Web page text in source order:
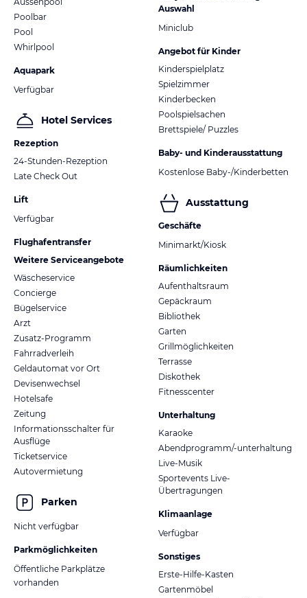
Poolbar
Pool
Whirlpool
Aquapark
Verfügbar
Hotel Services
Rezeption
24-Stunden-Rezeption
Late Check Out
Lift
Verfügbar
Flughafentransfer
Weitere Serviceangebote
Wäscheservice
Concierge
Bügelservice
Arzt
Zusatz-Programm
Fahrradverleih
Geldautomat vor Ort
Devisenwechsel
Hotelsafe
Zeitung
Informationsschalter für
Ausflüge
Ticketservice
Autovermietung
Parken
Nicht verfügbar
Parkmöglichkeiten
Öffentliche Parkplätze
vorhanden
Auswahl
Miniclub
Angebot für Kinder
Kinderspielplatz
Spielzimmer
Kinderbecken
Poolspielsachen
Brettspiele/ Puzzles
Baby- und Kinderausstattung
Kostenlose Baby-/Kinderbetten
Ausstattung
Geschäfte
Minimarkt/Kiosk
Räumlichkeiten
Aufenthaltsraum
Gepäckraum
Bibliothek
Garten
Grillmöglichkeiten
Terrasse
Diskothek
Fitnesscenter
Unterhaltung
Karaoke
Abendprogramm/-unterhaltung
Live-Musik
Sportevents Live-
Übertragungen
Klimaanlage
Verfügbar
Sonstiges
Erste-Hilfe-Kasten
Gartenmöbel